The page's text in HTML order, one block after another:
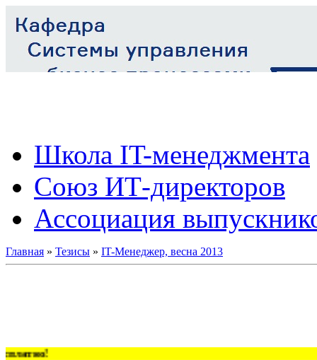
Школа IT-менеджмента
Союз ИТ-директоров
Ассоциация
Главная » Тезисы » IT-Менеджер, весна 2013